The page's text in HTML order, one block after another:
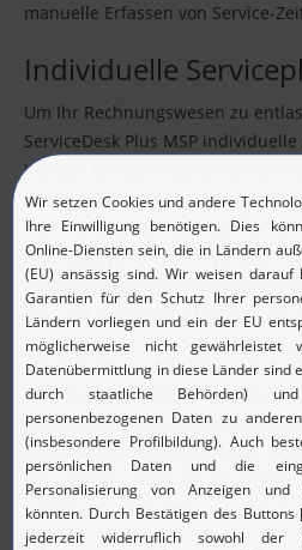
manuelle Erfassen von Service-
Individuelle
Um Ihr Rechnungswesen zu
ServiceDesk Plus MSP
Kunden anlegen. Dabei können
verschiedenen Plantypen
Rechnungszyklen,-zeiträume,
Nutzungsgebühren hinterlegen.
sich mit dem jeweiligenKunden-
dass Sie jederzeit einfach darauf
Mit Hilfe der Servicepläne sehen
Dienste der Kunde gebucht hat,
gestellt wird und was passieren
Kontingent aufgebraucht hat.
Reisekosten, Anschaffungskosten
sich hier hinterlegen und an den